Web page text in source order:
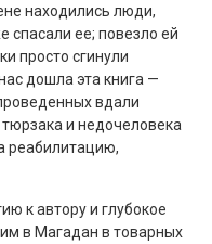
находились люди,
спасали ее; повезло ей
просто сгинули
дошла эта книга —
вдали
и недочеловека
реабилитацию,
к автору и глубокое
в Магадан в товарных